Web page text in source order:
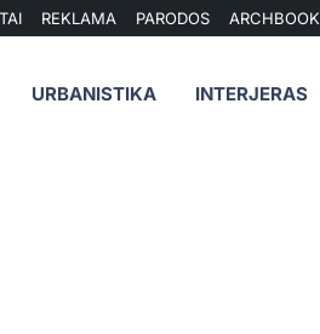
REKLAMA PARODOS ARCHBOOK
URBANISTIKA INTERJERAS